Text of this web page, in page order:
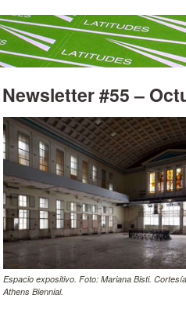
Newsletter #55 –
Espacio expositivo. Foto: Mariana Bisti.
Athens Biennial.